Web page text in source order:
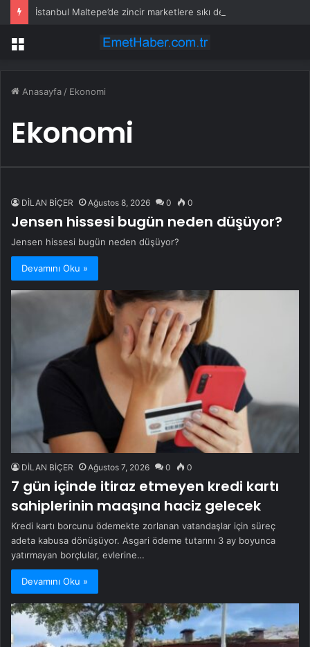
İstanbul Maltepe’de zincir marketlere sıkı denetim
Menü
Anasayfa / Ekonomi
Ekonomi
DİLAN BİÇER Ağustos 8, 2026 0 0
Jensen hissesi bugün neden düşüyor?
Jensen hissesi bugün neden düşüyor?
Devamını Oku »
DİLAN BİÇER Ağustos 7, 2026 0 0
7 gün içinde itiraz etmeyen kredi kartı
sahiplerinin maaşına haciz gelecek
Kredi kartı borcunu ödemekte zorlanan vatandaşlar için süreç
adeta kabusa dönüşüyor. Asgari ödeme tutarını 3 ay boyunca
yatırmayan borçlular, evlerine…
Devamını Oku »